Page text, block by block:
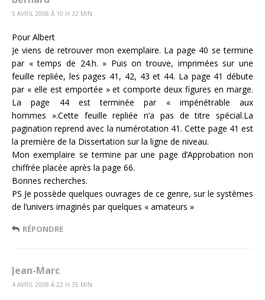
5 AVRIL 2008 Á 10 H 32 MIN
Pour Albert
Je viens de retrouver mon exemplaire. La page 40 se termine
par « temps de 24.h. » Puis on trouve, imprimées sur une
feuille repliée, les pages 41, 42, 43 et 44. La page 41 débute
par « elle est emportée » et comporte deux figures en marge.
La page 44 est terminée par « impénétrable aux
hommes ».Cette feuille repliée n’a pas de titre spécial.La
pagination reprend avec la numérotation 41. Cette page 41 est
la première de la Dissertation sur la ligne de niveau.
Mon exemplaire se termine par une page d’Approbation non
chiffrée placée après la page 66.
Bonnes recherches.
PS Je possède quelques ouvrages de ce genre, sur le systèmes
de l’univers imaginés par quelques « amateurs »
RÉPONDRE
Jean-Marc
4 AVRIL 2008 Á 22 H 35 MIN